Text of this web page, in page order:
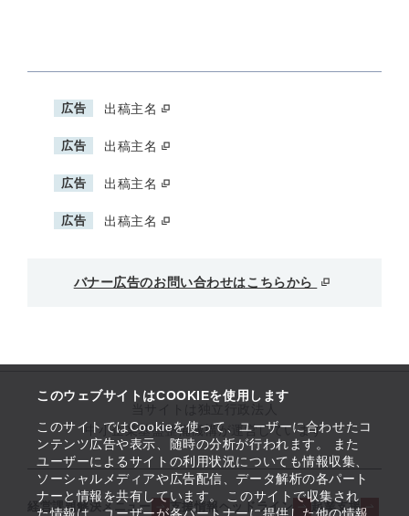
このウェブサイトはCOOKIEを使用します
このサイトではCookieを使って、ユーザーに合わせたコ
ンテンツ広告や表示、随時の分析が行われます。 また
ユーザーによるサイトの利用状況についても情報収集、
ソーシャルメディアや広告配信、データ解析の各パート
ナーと情報を共有しています。 このサイトで収集され
広告 出稿主名
広告 出稿主名
広告 出稿主名
広告 出稿主名
バナー広告のお問い合わせはこちらから
中小企業基盤整備機構が運営しています
経営課題解決メニュー 支援情報ヘッドライン 起業支援